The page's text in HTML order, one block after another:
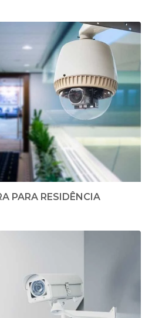
PARA RESIDÊNCIA